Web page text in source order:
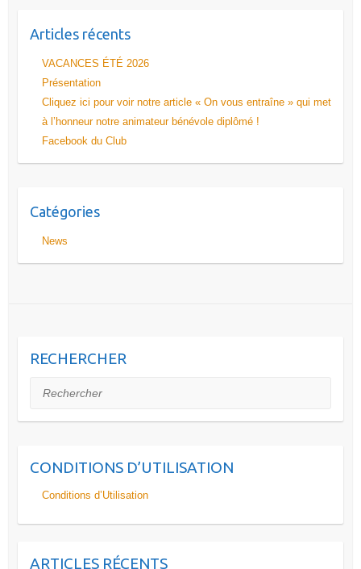
Articles récents
VACANCES ÉTÉ 2026
Présentation
Cliquez ici pour voir notre article « On vous entraîne » qui met
à l’honneur notre animateur bénévole diplômé !
Facebook du Club
Catégories
News
RECHERCHER
Rechercher
CONDITIONS D’UTILISATION
Conditions d’Utilisation
ARTICLES RÉCENTS